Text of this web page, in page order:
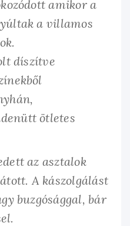
amikor a
a villamos
díszítve
ötletes
az asztalok
A kászolgálást
buzgósággal, bár